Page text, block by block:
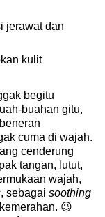
jerawat dan
kulit
begitu
buahan gitu,
cuma di wajah.
cenderung
tangan, lutut,
wajah,
, sebagai soothing
😉